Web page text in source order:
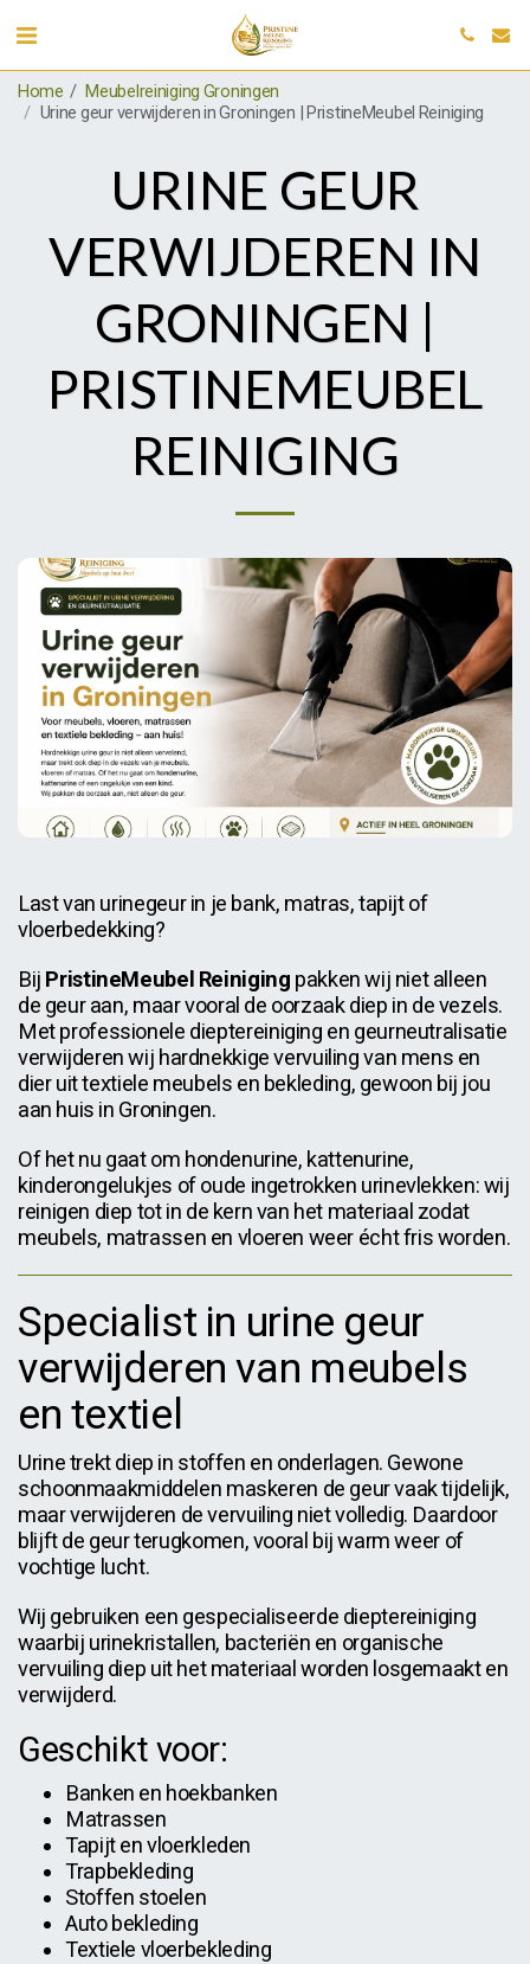
Home
Meubelreiniging Groningen
Urine geur verwijderen in Groningen | PristineMeubel Reiniging
URINE GEUR
VERWIJDEREN IN
GRONINGEN |
PRISTINEMEUBEL
REINIGING
Last van urinegeur in je bank, matras, tapijt of
vloerbedekking?
Bij PristineMeubel Reiniging pakken wij niet alleen
de geur aan, maar vooral de oorzaak diep in de vezels.
Met professionele dieptereiniging en geurneutralisatie
verwijderen wij hardnekkige vervuiling van mens en
dier uit textiele meubels en bekleding, gewoon bij jou
aan huis in Groningen.
Of het nu gaat om hondenurine, kattenurine,
kinderongelukjes of oude ingetrokken urinevlekken: wij
reinigen diep tot in de kern van het materiaal zodat
meubels, matrassen en vloeren weer écht fris worden.
Specialist in urine geur
verwijderen van meubels
en textiel
Urine trekt diep in stoffen en onderlagen. Gewone
schoonmaakmiddelen maskeren de geur vaak tijdelijk,
maar verwijderen de vervuiling niet volledig. Daardoor
blijft de geur terugkomen, vooral bij warm weer of
vochtige lucht.
Wij gebruiken een gespecialiseerde dieptereiniging
waarbij urinekristallen, bacteriën en organische
vervuiling diep uit het materiaal worden losgemaakt en
verwijderd.
Geschikt voor:
Banken en hoekbanken
Matrassen
Tapijt en vloerkleden
Trapbekleding
Stoffen stoelen
Auto bekleding
Textiele vloerbekleding